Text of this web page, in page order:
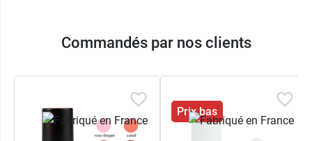
Commandés par nos clients
Prix bas